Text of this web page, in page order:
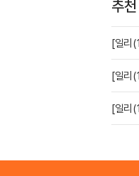
추
[일리
[일리
[일리